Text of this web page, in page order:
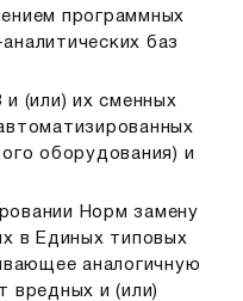
программных
баз
(или) их сменных
оборудования) и
Норм замену
в Единых типовых
аналогичную
вредных и (или)